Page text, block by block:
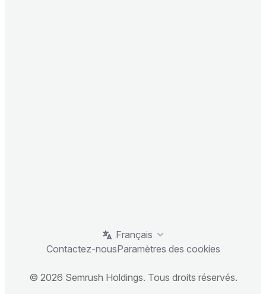
Français
Contactez-nousParamètres des cookies
© 2026 Semrush Holdings. Tous droits réservés.